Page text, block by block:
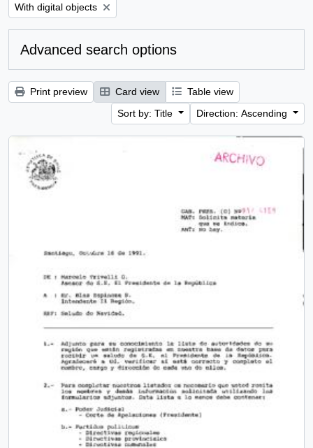
Remove filter:
With digital objects
Advanced search options
Print preview Card view
Table view
Sort by: Title
Direction: Ascending